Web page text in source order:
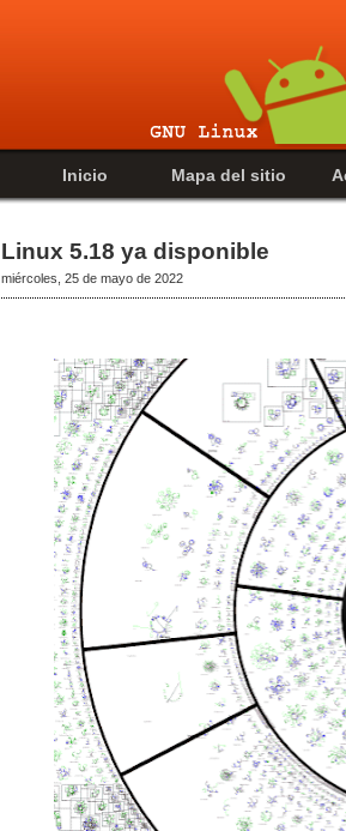
Inicio Mapa del sitio
Linux 5.18 ya disponible
miércoles, 25 de mayo de 2022